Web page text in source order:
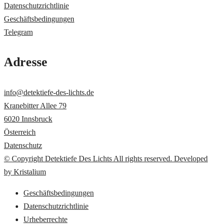
Datenschutzrichtlinie
Geschäftsbedingungen
Telegram
Adresse
info@detektiefe-des-lichts.de
Kranebitter Allee 79
6020 Innsbruck
Österreich
Datenschutz
© Copyright Detektiefe Des Lichts All rights reserved. Developed
by Kristalium
Geschäftsbedingungen
Datenschutzrichtlinie
Urheberrechte